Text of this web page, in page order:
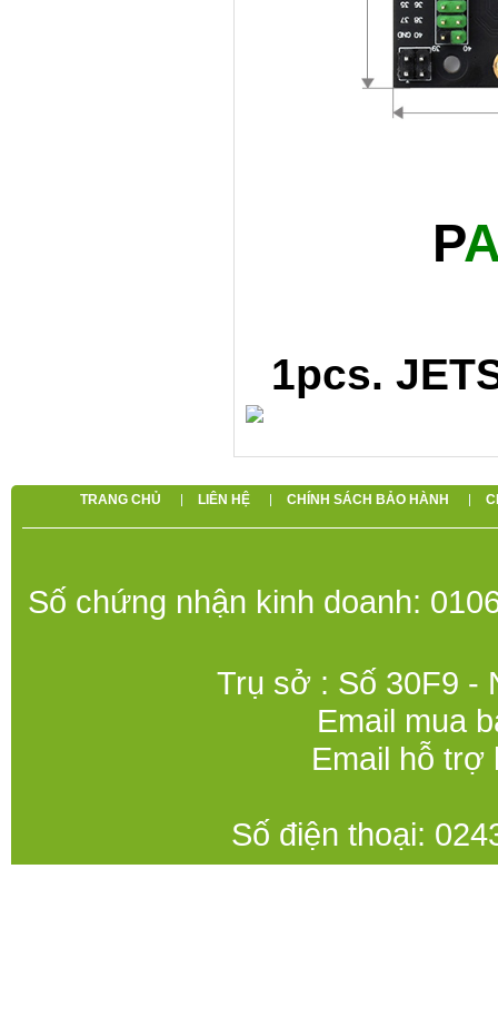
P
1pcs.
TRANG CHỦ LIÊN HỆ CHÍNH SÁCH BẢO HÀNH
Số chứng nhận kinh doanh:
Trụ sở : Số 30F9 -
Email mua
Email hỗ trợ
Số điện thoại: